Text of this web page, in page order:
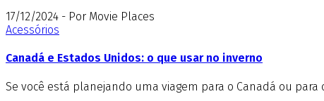
17/12/2024 - Por Movie Places
Acessórios
Canadá e Estados Unidos: o que usar no inverno
Se você está planejando uma viagem para o Canadá ou